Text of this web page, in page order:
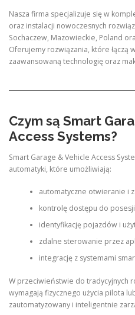
Nasza firma specjalizuje się w
oraz instalacji nowoczesnych
Sochaczew, Mazowieckie, Poland
Oferujemy rozwiązania, które łączą
zaawansowaną technologię oraz
Czym są Smart
Access Systems?
Smart Garage & Vehicle Access
automatyki, które umożliwiają:
automatyczne otwieranie i
kontrolę dostępu do
identyfikację pojazdów i
zdalne sterowanie przez
integrację z systemami
W przeciwieństwie do tradycyjnych
wymagają fizycznego użycia pilota
zautomatyzowany i inteligentnie